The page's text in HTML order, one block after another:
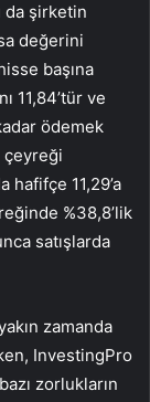
şirketin
değerini
başına
11,84’tür ve
ödemek
çeyreği
hafifçe 11,29’a
%38,8’lik
satışlarda
zamanda
InvestingPro
zorlukların